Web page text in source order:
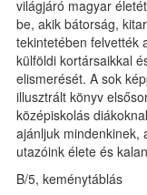
világjáró magyar
be, akik bátorság,
tekintetében felvették
külföldi kortársaikkal
elismerését. A sok
illusztrált könyv
középiskolás
ajánljuk mindenkinek,
utazóink élete és
B/5, keménytáblás